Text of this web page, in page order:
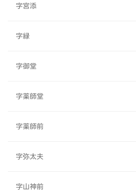
字宮添
字緑
字御堂
字薬師堂
字薬師前
字弥太夫
字山神前